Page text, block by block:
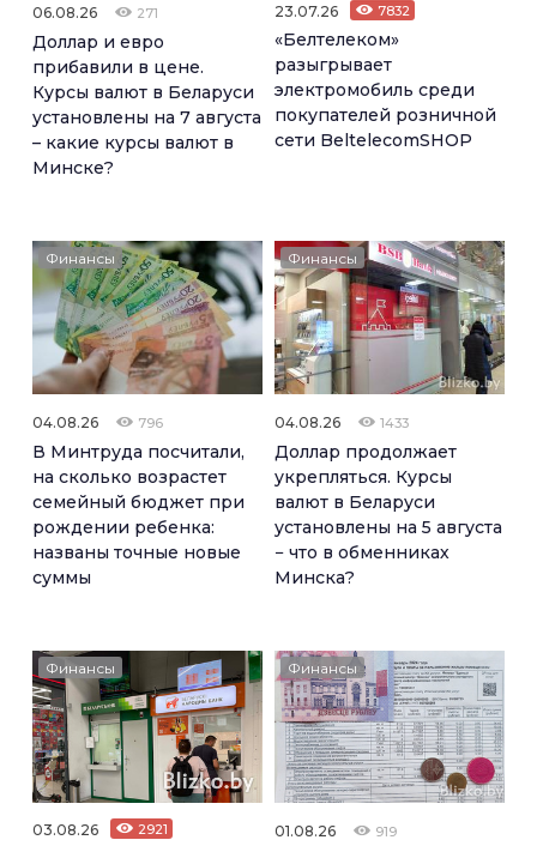
06.08.26 271
Доллар и евро
прибавили в цене.
Курсы валют в Беларуси
установлены на 7 августа
– какие курсы валют в
Минске?
23.07.26 7832
«Белтелеком»
разыгрывает
электромобиль среди
покупателей розничной
сети BeltelecomSHOP
Финансы
04.08.26 796
В Минтруда посчитали,
на сколько возрастет
семейный бюджет при
рождении ребенка:
названы точные новые
суммы
Финансы
04.08.26 1433
Доллар продолжает
укрепляться. Курсы
валют в Беларуси
установлены на 5 августа
− что в обменниках
Минска?
Финансы
03.08.26 2921
Финансы
01.08.26 919